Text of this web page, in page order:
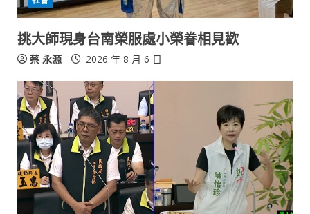
挑大師現身台南榮服處小榮眷相見歡
蔡 永源 2026 年 8 月 6 日